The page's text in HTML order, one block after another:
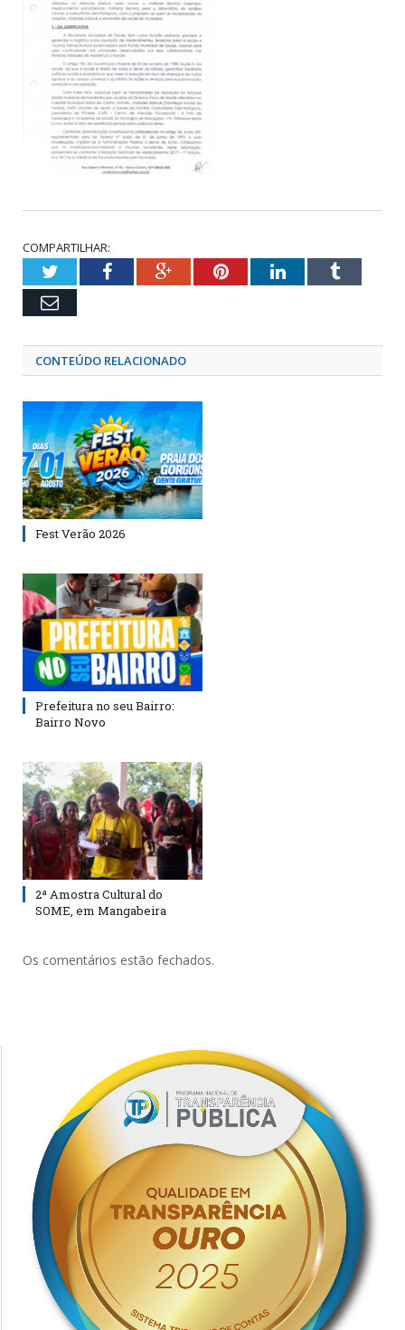
COMPARTILHAR:
TwitterFacebookGoogle+PinterestLinkedInTumblr
Email
CONTEÚDO RELACIONADO
Fest Verão 2026
Prefeitura no seu Bairro:
Bairro Novo
2ª Amostra Cultural do
SOME, em Mangabeira
Os comentários estão fechados.